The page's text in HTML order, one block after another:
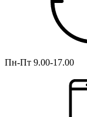
Пн-Пт 9.00-17.00